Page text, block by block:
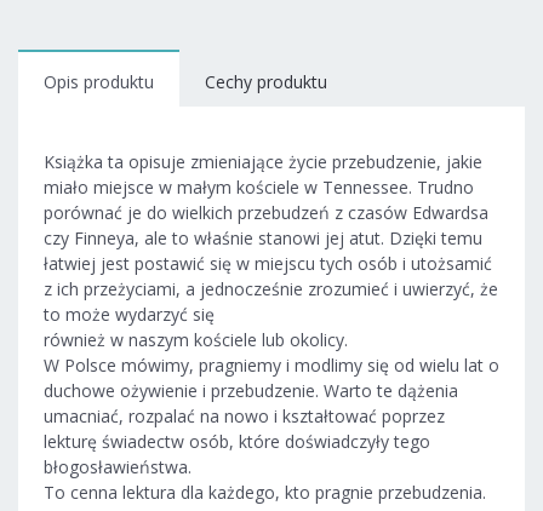
Opis produktu Cechy produktu
Książka ta opisuje zmieniające życie przebudzenie, jakie
miało miejsce w małym kościele w Tennessee. Trudno
porównać je do wielkich przebudzeń z czasów Edwardsa
czy Finneya, ale to właśnie stanowi jej atut. Dzięki temu
łatwiej jest postawić się w miejscu tych osób i utożsamić
z ich przeżyciami, a jednocześnie zrozumieć i uwierzyć, że
to może wydarzyć się
również w naszym kościele lub okolicy.
W Polsce mówimy, pragniemy i modlimy się od wielu lat o
duchowe ożywienie i przebudzenie. Warto te dążenia
umacniać, rozpalać na nowo i kształtować poprzez
lekturę świadectw osób, które doświadczyły tego
błogosławieństwa.
To cenna lektura dla każdego, kto pragnie przebudzenia.